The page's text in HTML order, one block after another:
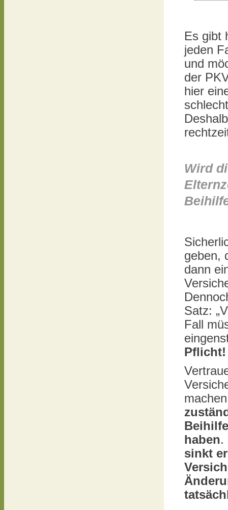
Es gibt
jeden
und
der
hier
Wird
geben,
dann
Satz:
Fall
Pflicht!
haben.
sinkt